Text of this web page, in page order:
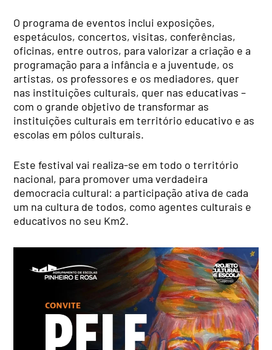
O programa de eventos inclui exposições,
espetáculos, concertos, visitas, conferências,
oficinas, entre outros, para valorizar a criação e a
programação para a infância e a juventude, os
artistas, os professores e os mediadores, quer
nas instituições culturais, quer nas educativas –
com o grande objetivo de transformar as
instituições culturais em território educativo e as
escolas em pólos culturais.
Este festival vai realiza-se em todo o território
nacional, para promover uma verdadeira
democracia cultural: a participação ativa de cada
um na cultura de todos, como agentes culturais e
educativos no seu Km2.